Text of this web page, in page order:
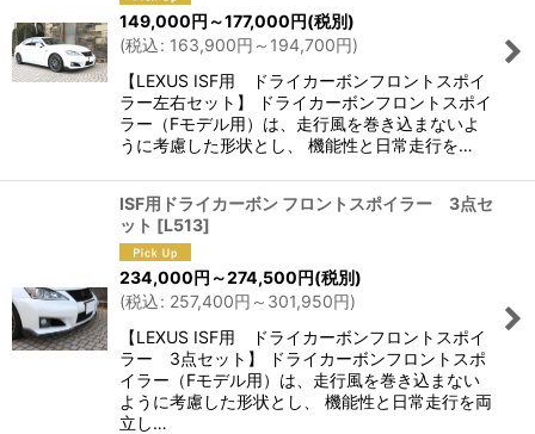
149,000円 ～177,000円(税別)
(税込: 163,900円 ～194,700円)
【LEXUS ISF用 ドライカーボンフロントスポイ
ラー左右セット】 ドライカーボンフロントスポイ
ラー（Fモデル用）は、走行風を巻き込まないよ
うに考慮した形状とし、 機能性と日常走行を…
ISF用ドライカーボン フロントスポイラー 3点セ
ット [L513]
234,000円 ～274,500円(税別)
(税込: 257,400円 ～301,950円)
【LEXUS ISF用 ドライカーボンフロントスポイ
ラー 3点セット】 ドライカーボンフロントスポ
イラー（Fモデル用）は、走行風を巻き込まない
ように考慮した形状とし、 機能性と日常走行を両
立し…